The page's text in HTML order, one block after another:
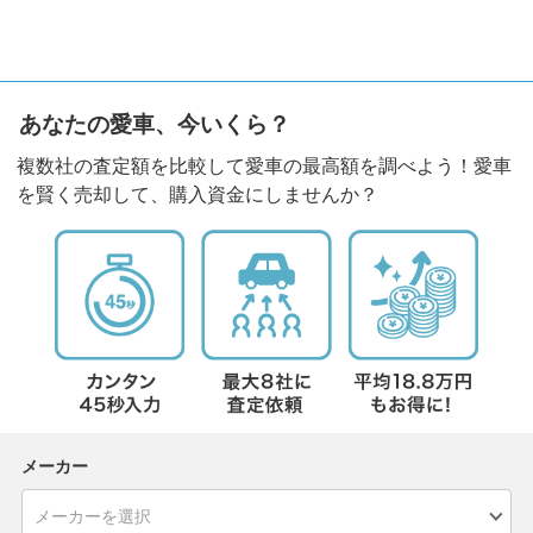
あなたの愛車、今いくら？
複数社の査定額を比較して愛車の最高額を調べよう！愛車
を賢く売却して、購入資金にしませんか？
メーカー